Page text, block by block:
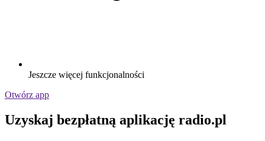
Jeszcze więcej funkcjonalności
Otwórz app
Uzyskaj bezpłatną aplikację radio.pl